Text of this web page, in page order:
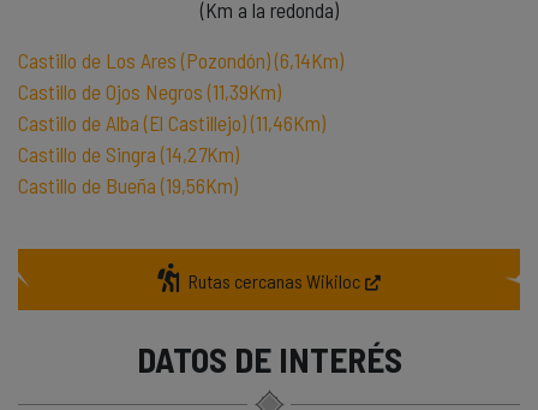
(Km a la redonda)
Castillo de Los Ares (Pozondón) (6,14Km)
Castillo de Ojos Negros (11,39Km)
Castillo de Alba (El Castillejo) (11,46Km)
Castillo de Singra (14,27Km)
Castillo de Bueña (19,56Km)
Rutas cercanas Wikiloc
DATOS DE INTERÉS